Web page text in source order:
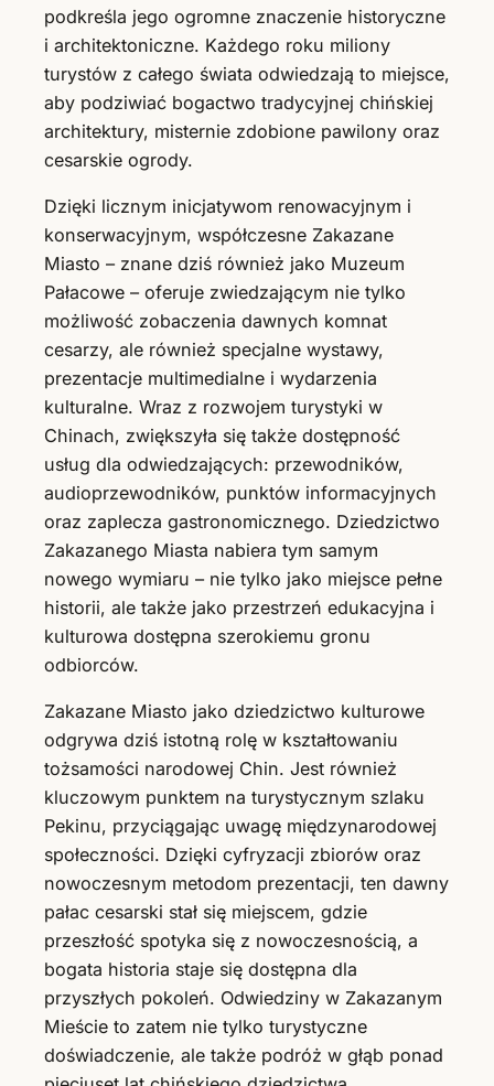
podkreśla jego ogromne znaczenie historyczne
i architektoniczne. Każdego roku miliony
turystów z całego świata odwiedzają to miejsce,
aby podziwiać bogactwo tradycyjnej chińskiej
architektury, misternie zdobione pawilony oraz
cesarskie ogrody.
Dzięki licznym inicjatywom renowacyjnym i
konserwacyjnym, współczesne Zakazane
Miasto – znane dziś również jako Muzeum
Pałacowe – oferuje zwiedzającym nie tylko
możliwość zobaczenia dawnych komnat
cesarzy, ale również specjalne wystawy,
prezentacje multimedialne i wydarzenia
kulturalne. Wraz z rozwojem turystyki w
Chinach, zwiększyła się także dostępność
usług dla odwiedzających: przewodników,
audioprzewodników, punktów informacyjnych
oraz zaplecza gastronomicznego. Dziedzictwo
Zakazanego Miasta nabiera tym samym
nowego wymiaru – nie tylko jako miejsce pełne
historii, ale także jako przestrzeń edukacyjna i
kulturowa dostępna szerokiemu gronu
odbiorców.
Zakazane Miasto jako dziedzictwo kulturowe
odgrywa dziś istotną rolę w kształtowaniu
tożsamości narodowej Chin. Jest również
kluczowym punktem na turystycznym szlaku
Pekinu, przyciągając uwagę międzynarodowej
społeczności. Dzięki cyfryzacji zbiorów oraz
nowoczesnym metodom prezentacji, ten dawny
pałac cesarski stał się miejscem, gdzie
przeszłość spotyka się z nowoczesnością, a
bogata historia staje się dostępna dla
przyszłych pokoleń. Odwiedziny w Zakazanym
Mieście to zatem nie tylko turystyczne
doświadczenie, ale także podróż w głąb ponad